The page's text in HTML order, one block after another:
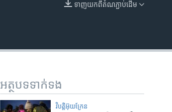
EMBED
ទាញ​យក​ពី​តំណភ្ជាប់​ដើម
អត្ថបទ​ទាក់ទង
វិបត្តិអ៊ុយក្រែន